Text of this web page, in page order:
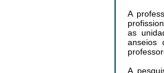
A
as
anseios
A